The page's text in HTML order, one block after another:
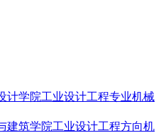
计学院工业设计工程专业机械
建筑学院工业设计工程方向机